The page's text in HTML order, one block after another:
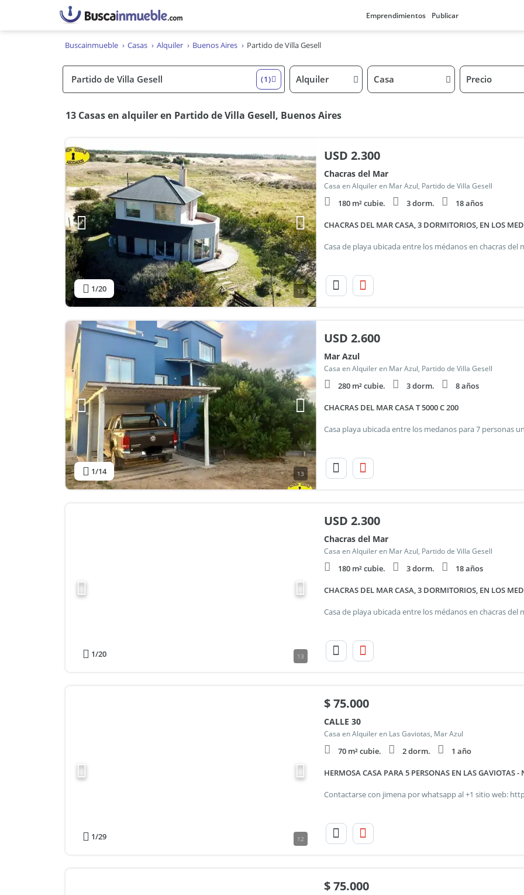
Emprendimientos Publicar
Buscainmueble Casas Alquiler Buenos Aires Partido de Villa Gesell
(1) Alquiler Casa Precio
13 Casas en alquiler en Partido de Villa Gesell, Buenos Aires
1/20 13
USD 2.300
Chacras del Mar
Casa en Alquiler en Mar Azul, Partido de Villa Gesell
180 m² cubie. 3 dorm. 18 años
CHACRAS DEL MAR CASA, 3 DORMITORIOS, EN LOS
1/14 13
USD 2.600
Mar Azul
Casa en Alquiler en Mar Azul, Partido de Villa Gesell
280 m² cubie. 3 dorm. 8 años
CHACRAS DEL MAR CASA T 5000 C 200
1/20 13
USD 2.300
Chacras del Mar
Casa en Alquiler en Mar Azul, Partido de Villa Gesell
180 m² cubie. 3 dorm. 18 años
CHACRAS DEL MAR CASA, 3 DORMITORIOS, EN LOS
1/29 12
$75.000
CALLE 30
Casa en Alquiler en Las Gaviotas, Mar Azul
70 m² cubie. 2 dorm. 1 año
HERMOSA CASA PARA 5 PERSONAS EN LAS GAVIOTAS -
$75.000